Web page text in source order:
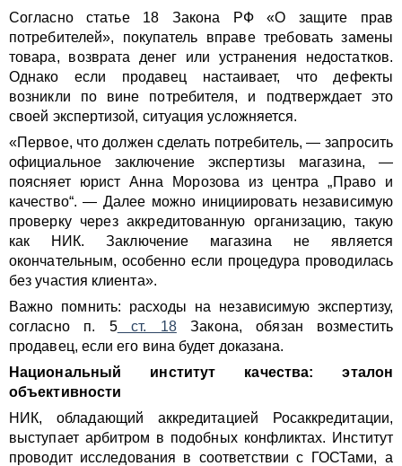
Согласно статье 18 Закона РФ «О защите прав
потребителей», покупатель вправе требовать замены
товара, возврата денег или устранения недостатков.
Однако если продавец настаивает, что дефекты
возникли по вине потребителя, и подтверждает это
своей экспертизой, ситуация усложняется.
«Первое, что должен сделать потребитель, — запросить
официальное заключение экспертизы магазина, —
поясняет юрист Анна Морозова из центра „Право и
качество“. — Далее можно инициировать независимую
проверку через аккредитованную организацию, такую
как НИК. Заключение магазина не является
окончательным, особенно если процедура проводилась
без участия клиента».
Важно помнить: расходы на независимую экспертизу,
согласно п. 5ст. 18Закона, обязан возместить
продавец, если его вина будет доказана.
Национальный институт качества: эталон
объективности
НИК, обладающий аккредитацией Росаккредитации,
выступает арбитром в подобных конфликтах. Институт
проводит исследования в соответствии с ГОСТами, а